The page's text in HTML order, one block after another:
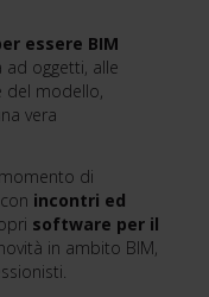
essere BIM
ad oggetti, alle
del modello,
vera
di
incontri ed
software per il
in ambito BIM,